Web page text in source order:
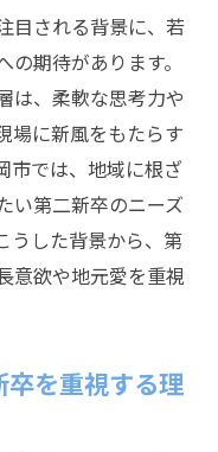
ライフバランス
への転職の可能
求人の見つけ方
の挑戦ポイント
択肢とそのメリッ
業に転職する方
目される背景に、若
期待があります。
は、柔軟な思考力や
場に新風をもたらす
市では、地域に根ざ
い第二新卒のニーズ
うした背景から、第
意欲や地元愛を重視
を重視する理